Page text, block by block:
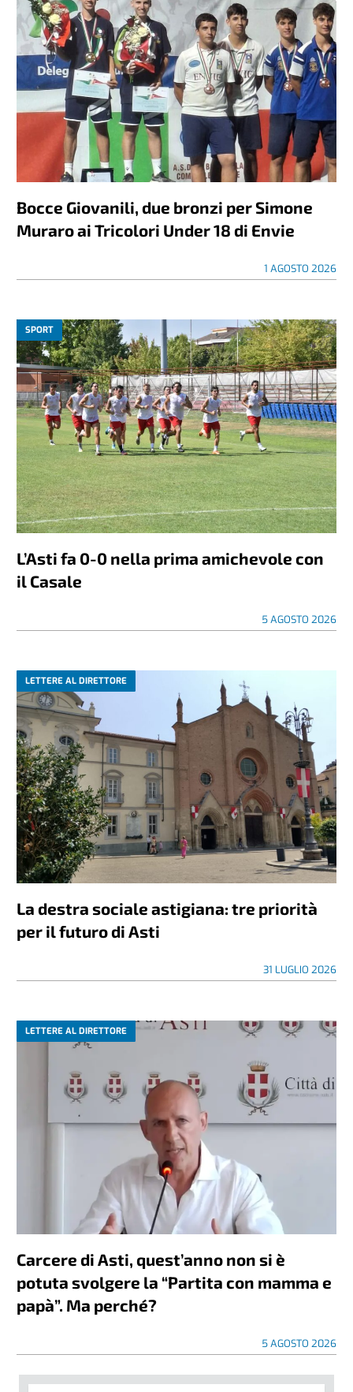
Bocce Giovanili, due bronzi per Simone
Muraro ai Tricolori Under 18 di Envie
1 AGOSTO 2026
SPORT
L’Asti fa 0-0 nella prima amichevole con
il Casale
5 AGOSTO 2026
LETTERE AL DIRETTORE
La destra sociale astigiana: tre priorità
per il futuro di Asti
31 LUGLIO 2026
LETTERE AL DIRETTORE
Carcere di Asti, quest’anno non si è
potuta svolgere la “Partita con mamma e
papà”. Ma perché?
5 AGOSTO 2026